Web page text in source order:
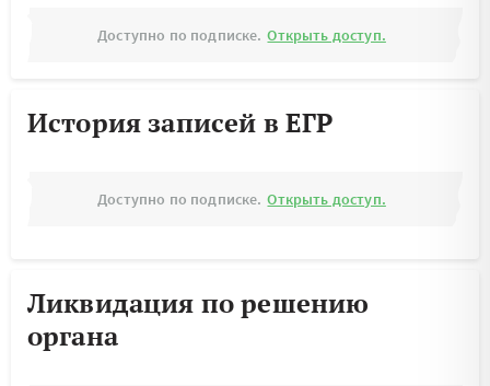
Доступно по подписке. Открыть доступ.
История записей в ЕГР
Доступно по подписке. Открыть доступ.
Ликвидация по решению
органа